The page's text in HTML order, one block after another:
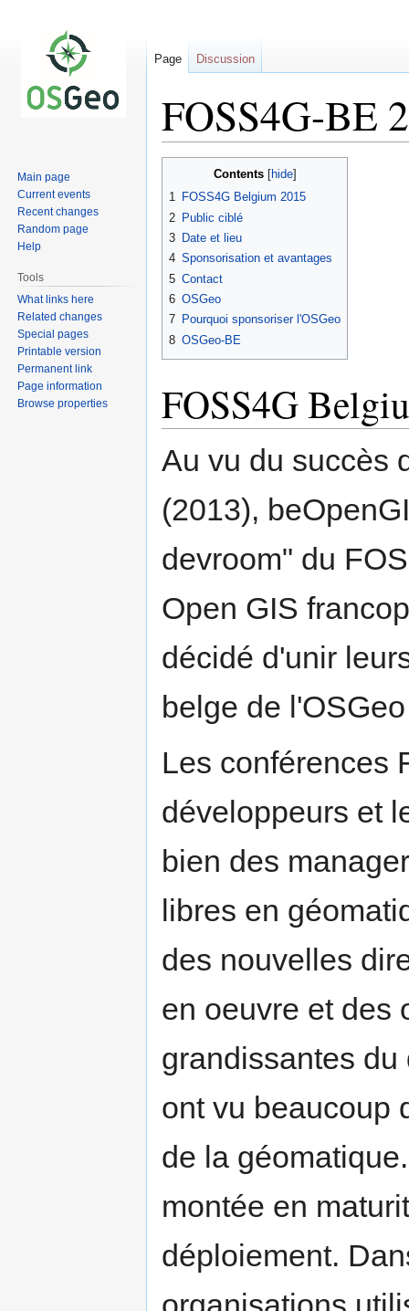
FOSS4G-BE
Contents
1 FOSS4G Belgium 2015
2 Public ciblé
3 Date et lieu
4 Sponsorisation et avantages
5 Contact
6 OSGeo
7 Pourquoi sponsoriser l'OSGeo
8 OSGeo-BE
FOSS4G
Au vu du succès
(2013),
devroom" du
Open GIS
décidé d'unir
belge de
Les conférences
développeurs et
bien des
libres en
des nouvelles
en oeuvre et des
grandissantes
ont vu beaucoup
de la
montée en
déploiement.
Page Discussion
Main page
Current events
Recent changes
Random page
Help
Tools
What links here
Related changes
Special pages
Printable version
Permanent link
Page information
Browse properties